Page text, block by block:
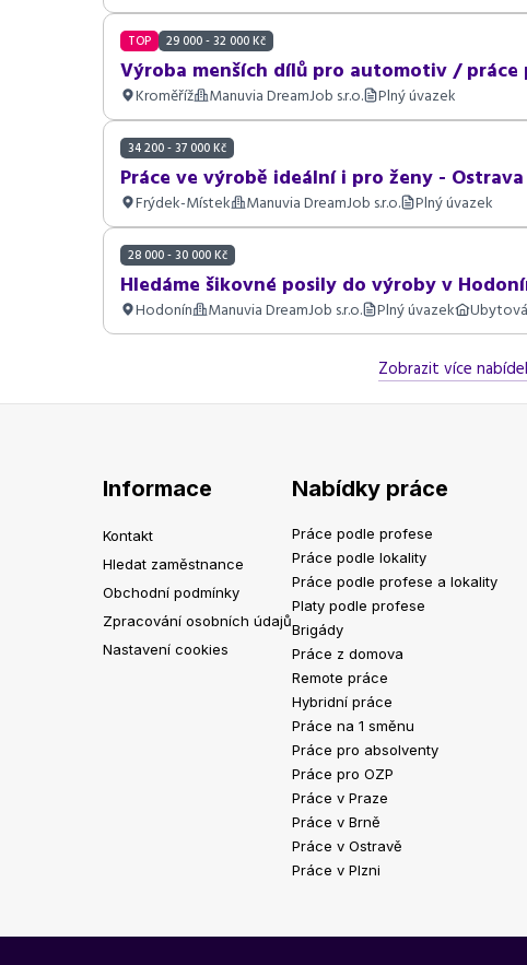
TOP 29 000 - 32 000 Kč
Výroba menších dílů pro automotiv / práce
Kroměříž Manuvia DreamJob s.r.o. Plný úvazek
34 200 - 37 000 Kč
Práce ve výrobě ideální i pro ženy -
Frýdek-Místek Manuvia DreamJob s.r.o. Plný úvazek
28 000 - 30 000 Kč
Hledáme šikovné posily do výroby v
Hodonín Manuvia DreamJob s.r.o. Plný úvazek
Zobrazit více
Informace
Kontakt
Hledat zaměstnance
Obchodní podmínky
Zpracování osobních údajů
Nastavení cookies
Nabídky práce
Práce podle profese
Práce podle lokality
Práce podle profese a lokality
Platy podle profese
Brigády
Práce z domova
Remote práce
Hybridní práce
Práce na 1 směnu
Práce pro absolventy
Práce pro OZP
Práce v Praze
Práce v Brně
Práce v Ostravě
Práce v Plzni